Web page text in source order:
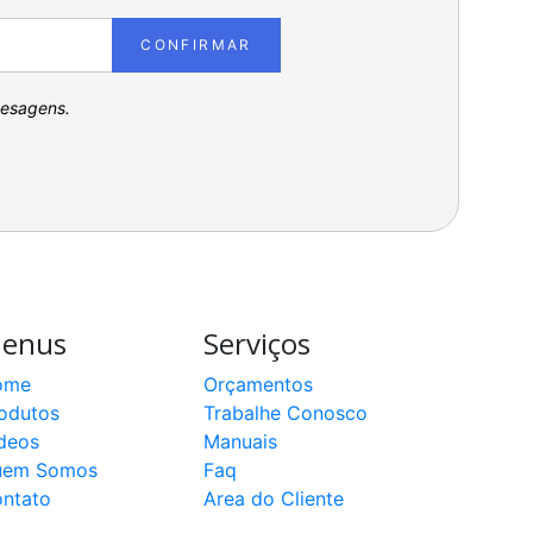
CONFIRMAR
Somos
Serviços
Orçamentos
Trabalhe Conosco
Manuais
Faq
Area do Cliente